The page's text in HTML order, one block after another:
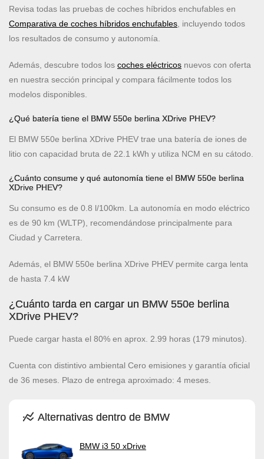
Revisa todas las pruebas de coches híbridos enchufables en
Comparativa de coches híbridos enchufables, incluyendo todos
los resultados de consumo y autonomía.
Además, descubre todos los coches eléctricos nuevos con oferta
en nuestra sección principal y compara fácilmente todos los
modelos disponibles.
¿Qué batería tiene el BMW 550e berlina XDrive PHEV?
El BMW 550e berlina XDrive PHEV trae una batería de iones de
litio con capacidad bruta de 22.1 kWh y utiliza NCM en su cátodo.
¿Cuánto consume y qué autonomía tiene el BMW 550e berlina
XDrive PHEV?
Su consumo es de 0.8 l/100km. La autonomía en modo eléctrico
es de 90 km (WLTP), recomendándose principalmente para
Ciudad y Carretera.
Además, el BMW 550e berlina XDrive PHEV permite carga lenta
de hasta 7.4 kW
¿Cuánto tarda en cargar un BMW 550e berlina
XDrive PHEV?
Puede cargar hasta el 80% en aprox. 2.99 horas (179 minutos).
Cuenta con distintivo ambiental Cero emisiones y garantía oficial
de 36 meses. Plazo de entrega aproximado: 4 meses.
Alternativas dentro de BMW
BMW i3 50 xDrive